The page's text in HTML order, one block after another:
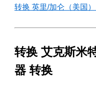
转换 英里/加仑（美国
转换 艾克斯米
器 转换